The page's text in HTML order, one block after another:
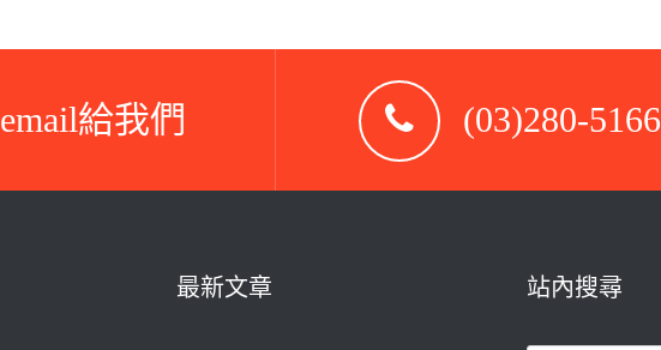
email給我們 (03)280-5166
最新文章 站內搜尋